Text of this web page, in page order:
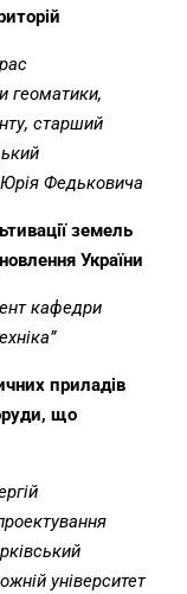
геоматики,
старший
Юрія Федьковича
земель
України
кафедри
приладів
що
університет